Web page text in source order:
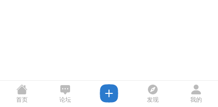
首页 论坛 发现 我的